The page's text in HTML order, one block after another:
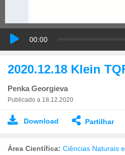
00:00
2020.12.18 Klein
Penka Georgieva
Publicado a 18.12.2020
Download Partilhar
Área Científica: Ciências Naturais